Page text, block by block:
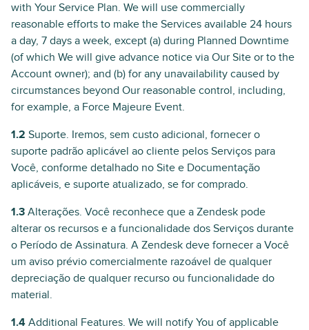
with Your Service Plan. We will use commercially
reasonable efforts to make the Services available 24 hours
a day, 7 days a week, except (a) during Planned Downtime
(of which We will give advance notice via Our Site or to the
Account owner); and (b) for any unavailability caused by
circumstances beyond Our reasonable control, including,
for example, a Force Majeure Event.
1.2 Suporte. Iremos, sem custo adicional, fornecer o
suporte padrão aplicável ao cliente pelos Serviços para
Você, conforme detalhado no Site e Documentação
aplicáveis, e suporte atualizado, se for comprado.
1.3 Alterações. Você reconhece que a Zendesk pode
alterar os recursos e a funcionalidade dos Serviços durante
o Período de Assinatura. A Zendesk deve fornecer a Você
um aviso prévio comercialmente razoável de qualquer
depreciação de qualquer recurso ou funcionalidade do
material.
1.4 Additional Features. We will notify You of applicable